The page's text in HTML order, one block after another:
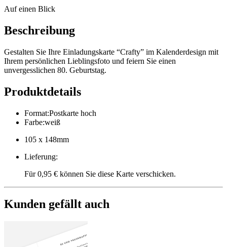
Auf einen Blick
Beschreibung
Gestalten Sie Ihre Einladungskarte “Crafty” im Kalenderdesign mit
Ihrem persönlichen Lieblingsfoto und feiern Sie einen
unvergesslichen 80. Geburtstag.
Produktdetails
Format:Postkarte hoch
Farbe:weiß
105 x 148mm
Lieferung:
Für 0,95 € können Sie diese Karte verschicken.
Kunden gefällt auch